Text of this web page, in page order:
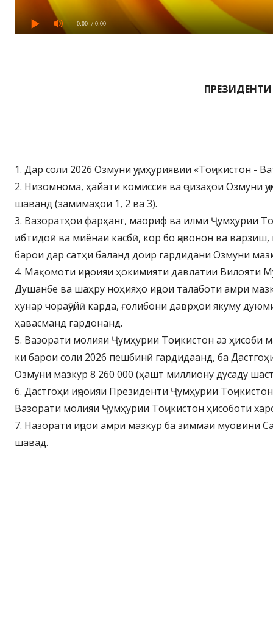
0:00 / 0:00
1. Дар соли 2026 Озмуни ҷумҳуриявии «Тоҷикистон -
2. Низомнома, ҳайати комиссия ва ҷоизаҳои Озмуни
шаванд (замимаҳои 1, 2 ва 3).
3. Вазоратҳои фарҳанг, маориф ва илми Ҷумҳурии
ибтидоӣ ва миёнаи касбӣ, кор бо ҷавонон ва
барои дар сатҳи баланд доир гардидани Озмуни
4. Мақомоти иҷроияи ҳокимияти давлатии Вилояти
Душанбе ва шаҳру ноҳияҳо иҷрои талаботи амри
ҳунар чораҷӯйӣ карда, ғолибони даврҳои якуму
ҳавасманд гардонанд.
5. Вазорати молияи Ҷумҳурии Тоҷикистон аз
ки барои соли 2026 пешбинӣ гардидаанд, ба
Озмуни мазкур 8 260 000 (ҳашт миллиону дусаду
6. Дастгоҳи иҷроияи Президенти Ҷумҳурии
Вазорати молияи Ҷумҳурии Тоҷикистон ҳисоботи
7. Назорати иҷрои амри мазкур ба зиммаи муовини
шавад.